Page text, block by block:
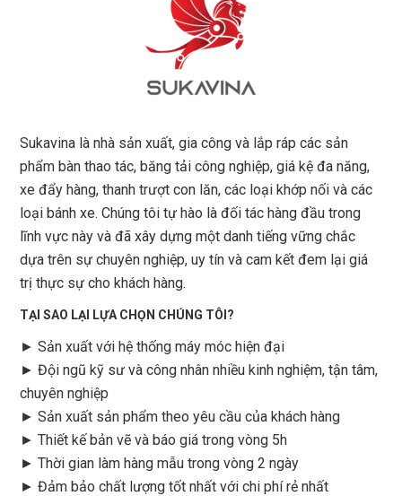
Sukavina là nhà sản xuất, gia công và lắp ráp các sản
phẩm bàn thao tác, băng tải công nghiệp, giá kệ đa năng,
xe đẩy hàng, thanh trượt con lăn, các loại khớp nối và các
loại bánh xe. Chúng tôi tự hào là đối tác hàng đầu trong
lĩnh vực này và đã xây dựng một danh tiếng vững chắc
dựa trên sự chuyên nghiệp, uy tín và cam kết đem lại giá
trị thực sự cho khách hàng.
TẠI SAO LẠI LỰA CHỌN CHÚNG TÔI?
► Sản xuất với hệ thống máy móc hiện đại
► Đội ngũ kỹ sư và công nhân nhiều kinh nghiệm, tận tâm,
chuyên nghiệp
► Sản xuất sản phẩm theo yêu cầu của khách hàng
► Thiết kế bản vẽ và báo giá trong vòng 5h
► Thời gian làm hàng mẫu trong vòng 2 ngày
► Đảm bảo chất lượng tốt nhất với chi phí rẻ nhất